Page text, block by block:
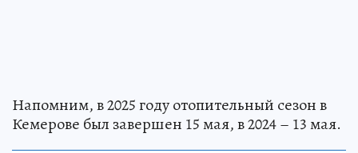
Напомним, в 2025 году отопительный сезон в
Кемерове был завершен 15 мая, в 2024 – 13 мая.